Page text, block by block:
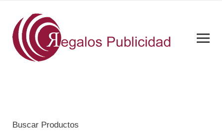
Buscar Productos